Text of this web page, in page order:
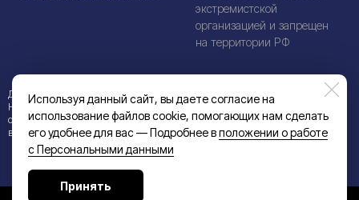
Используя данный сайт, вы даете согласие на
использование файлов cookie, помогающих нам сделать
его удобнее для вас — Подробнее вположении о работе
с Персональными данными
Принять
экстремистской
организацией и запрещен
на территории РФ
Данный информационный ресурс не является публичной офертой.
Наличие и стоимость товаров уточняйте по телефону. Производители
оставляют за собой право изменять технические характеристики и
внешний вид товаров без предварительного уведомления.